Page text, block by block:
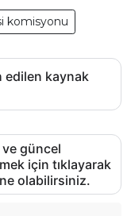
komisyonu
edilen kaynak
ve güncel
için tıklayarak
olabilirsiniz.